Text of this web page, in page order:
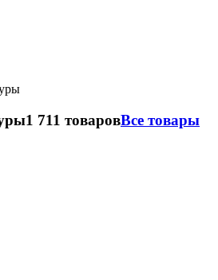
1 711 товаровВсе товары